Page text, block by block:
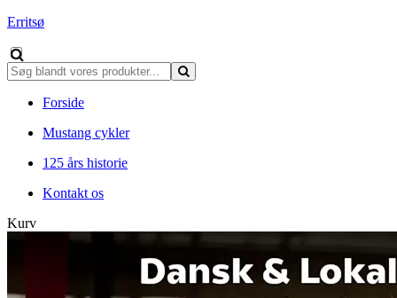
Erritsø
Forside
Mustang cykler
125 års historie
Kontakt os
Kurv